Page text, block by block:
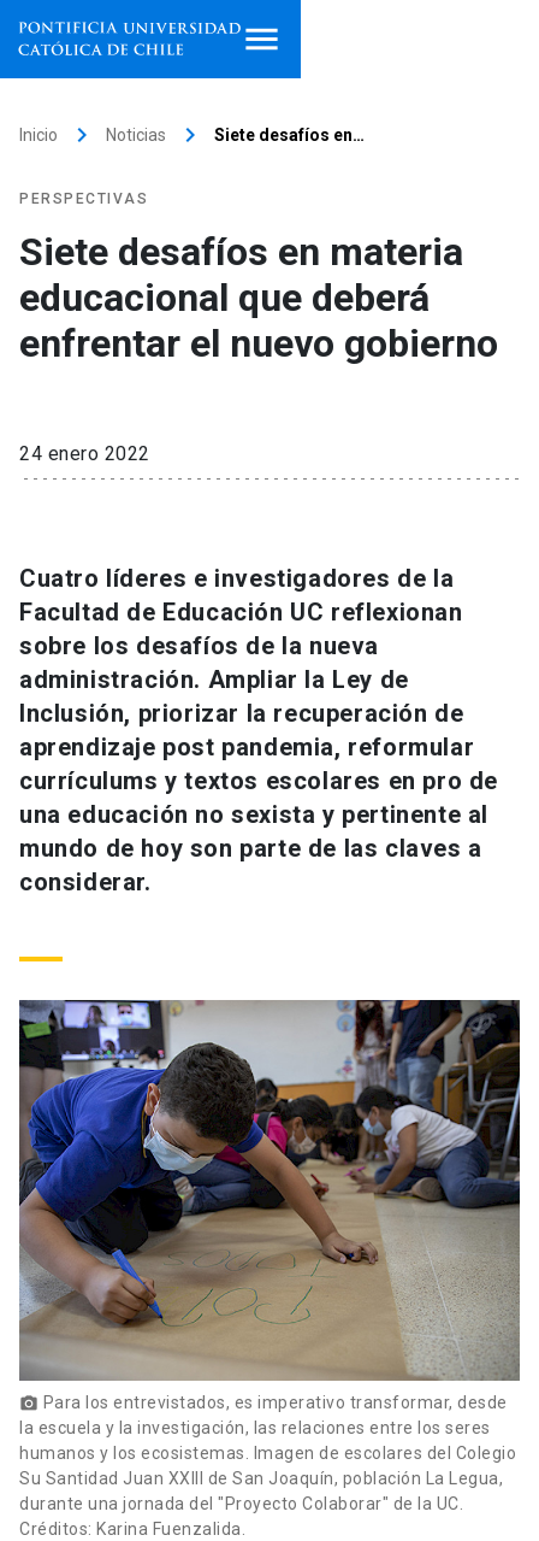
institutos
Investigación
Información para keyboard_arrow_down
Futuros estudiantes
Estudiantes
Académicos
Personal
Vecinos
Go to english site launch
ACCESOS DIRECTOS
Admisión launch
Mi Cuenta UC
Correo UC launch
Medios Biblioteca launch
Donaciones launch
Inicio keyboard_arrow_right Noticias keyboard_arrow_right Siete desafíos en…
PERSPECTIVAS
Siete desafíos en materia
educacional que deberá
enfrentar el nuevo gobierno
24 enero 2022
Cuatro líderes e investigadores de la
Facultad de Educación UC reflexionan
sobre los desafíos de la nueva
administración. Ampliar la Ley de
Inclusión, priorizar la recuperación de
aprendizaje post pandemia, reformular
currículums y textos escolares en pro de
una educación no sexista y pertinente al
mundo de hoy son parte de las claves a
considerar.
photo_camera Para los entrevistados, es imperativo transformar, desde
la escuela y la investigación, las relaciones entre los seres
humanos y los ecosistemas. Imagen de escolares del Colegio
Su Santidad Juan XXIII de San Joaquín, población La Legua,
durante una jornada del "Proyecto Colaborar" de la UC.
Créditos: Karina Fuenzalida.